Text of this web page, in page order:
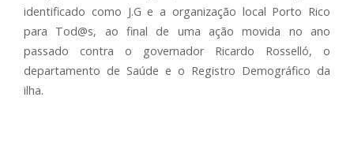
identificado como J.G e a organização local Porto Rico
para Tod@s, ao final de uma ação movida no ano
passado contra o governador Ricardo Rosselló, o
departamento de Saúde e o Registro Demográfico da
ilha.